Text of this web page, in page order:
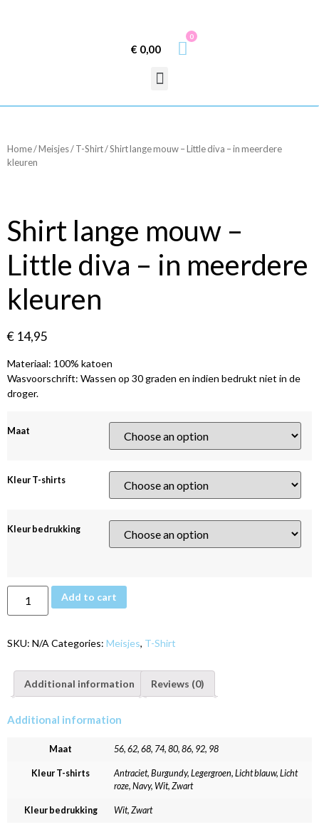
€ 0,00
0
Home/Meisjes/T-Shirt/ Shirt lange mouw – Little diva – in meerdere
kleuren
Shirt lange mouw –
Little diva – in meerdere
kleuren
€ 14,95
Materiaal: 100% katoen
Wasvoorschrift: Wassen op 30 graden en indien bedrukt niet in de
droger.
Maat
Kleur T-shirts
Kleur bedrukking
Add to cart
SKU: N/A Categories: Meisjes, T-Shirt
Additional information Reviews (0)
Additional information
Maat 56, 62, 68, 74, 80, 86, 92, 98
Kleur T-shirts
Antraciet, Burgundy, Legergroen, Licht blauw, Licht
roze, Navy, Wit, Zwart
Kleur bedrukking Wit, Zwart